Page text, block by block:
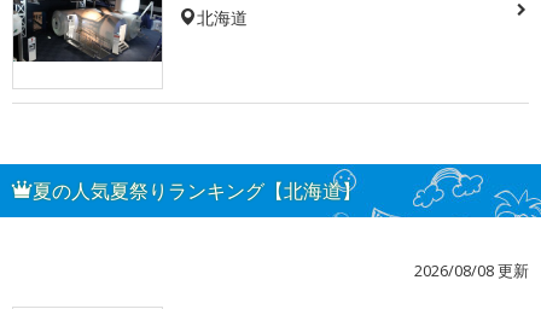
北海道
夏の人気夏祭りランキング【北海道】
2026/08/08 更新